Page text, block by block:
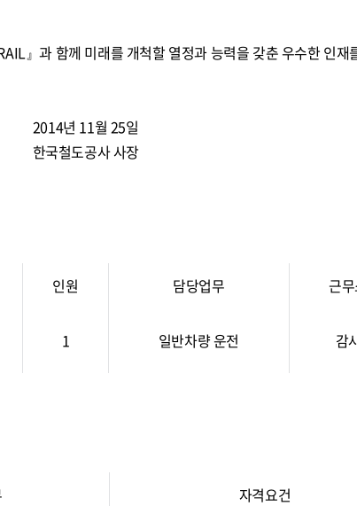
』과 함께 미래를 개척할 열정과 능력을 갖춘 우수한 인재
2014년 11월 25일
한국철도공사 사장
인원 담당업무 근
1 일반차량 운전 감
자격요건